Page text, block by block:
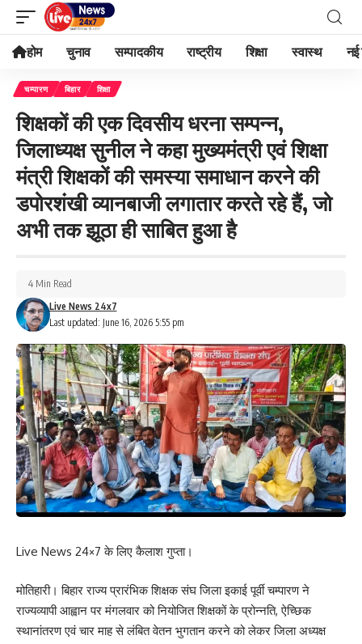
होम चुनाव सम्पादकीय राष्ट्रीय शिक्षा स्वास्थ नई
चम्पारण बिहार शिक्षा
शिक्षकों की एक दिवसीय धरना सम्पन्न,
जिलाध्यक्ष सुनील ने कहा मुख्यमंत्री एवं शिक्षा
मंत्री शिक्षकों की समस्या समाधान करने की
डपोरशंखी व्यानबाजी लगातार करते रहे हैं, जो
अभी तक झूठा ही साबित हुआ है
Last updated: June 16, 2026 5:55 pm
Live News 24x7
4 Min Read
Live News 24×7 के लिए कैलाश गुप्ता।
मोतिहारी। बिहार राज्य प्रारंभिक शिक्षक संघ जिला इकाई पूर्वी चम्पारण ने
राज्यव्यापी आह्वान पर मंगलवार को नियोजित शिक्षकों के प्रोन्नति, ऐच्छिक
स्थानांतरण एवं चार माह से लंबित वेतन भुगतान करने को लेकर जिला अध्यक्ष